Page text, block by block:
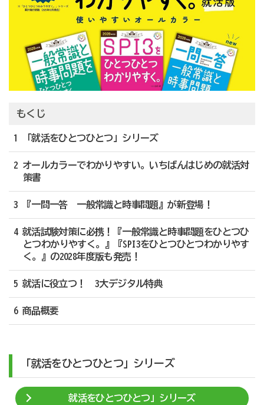
もくじ
1 「就活をひとつひとつ」シリーズ
2 オールカラーでわかりやすい。いちばんはじめの就活対
策書
3 『一問一答 一般常識と時事問題』が新登場！
4 就活試験対策に必携！『一般常識と時事問題をひとつひ
とつわかりやすく。』『SPI3をひとつひとつわかりやす
く。』の2028年度版も発売！
5 就活に役立つ！ 3大デジタル特典
6 商品概要
「就活をひとつひとつ」シリーズ
就活をひとつひとつ」シリーズ